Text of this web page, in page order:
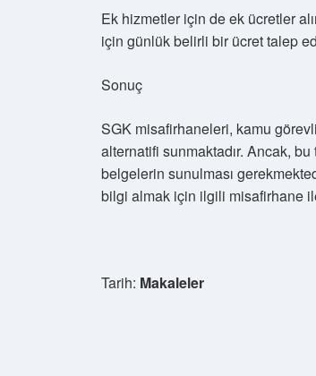
Ek hizmetler için de ek ücretler
için günlük belirli bir ücret talep
Sonuç
SGK misafirhaneleri, kamu
alternatifi sunmaktadır. Ancak,
belgelerin sunulması
bilgi almak için ilgili misafirhane
Tarih: Makaleler